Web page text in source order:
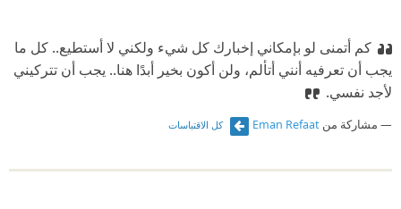
كم أتمنى لو بإمكاني إخبارك كل شيء ولكني لا أستطيع.. كل ما
يجب أن تعرفيه أنني أتألم، ولن أكون بخير أبدًا هنا.. يجب أن تتركيني
لأجد نفسي.
مشاركة من Eman Refaat كل الاقتباسات